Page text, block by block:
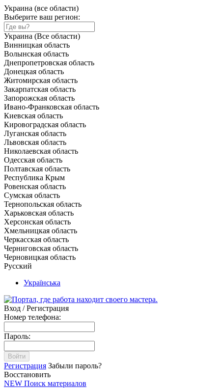
Украина (все области)
Выберите ваш регион:
Украина (Все области)
Винницкая область
Волынская область
Днепропетровская область
Донецкая область
Житомирская область
Закарпатская область
Запорожская область
Ивано-Франковская область
Киевская область
Кировоградская область
Луганская область
Львовская область
Николаевская область
Одесская область
Полтавская область
Республика Крым
Ровенская область
Сумская область
Тернопольская область
Харьковская область
Херсонская область
Хмельницкая область
Черкасская область
Черниговская область
Черновицкая область
Русский
Українська
Вход / Регистрация
Номер телефона:
Пароль:
Войти
Регистрация Забыли пароль?
Восстановить
NEW Поиск материалов